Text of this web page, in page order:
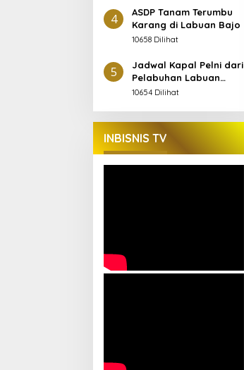
4
ASDP Tanam Terumbu
Karang di Labuan Bajo
10658 Dilihat
5
Jadwal Kapal Pelni dari
Pelabuhan Labuan
Bajo September 2025
10654 Dilihat
INBISNIS TV